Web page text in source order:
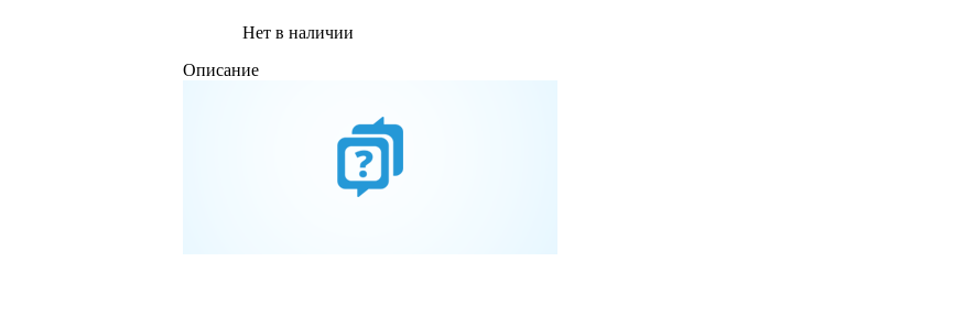
Нет в наличии
Описание